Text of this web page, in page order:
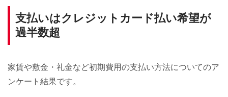
支払いはクレジットカード払い希望が
過半数超
家賃や敷金・礼金など初期費用の支払い方法についてのア
ンケート結果です。